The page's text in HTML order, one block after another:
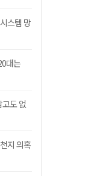
스템 망
대는
고도 없
지 의혹